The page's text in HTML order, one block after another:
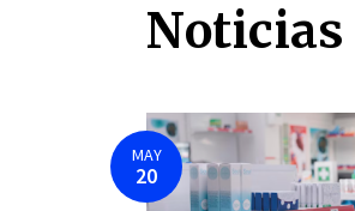
Noticias
MAY
20